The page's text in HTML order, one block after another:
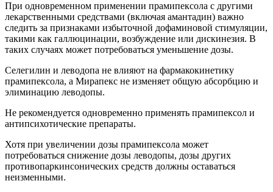
При одновременном применении прамипексола с другими
лекарственными средствами (включая амантадин) важно
следить за признаками избыточной дофаминовой стимуляции,
такими как галлюцинации, возбуждение или дискинезия. В
таких случаях может потребоваться уменьшение дозы.
Селегилин и леводопа не влияют на фармакокинетику
прамипексола, а Мирапекс не изменяет общую абсорбцию и
элиминацию леводопы.
Не рекомендуется одновременно применять прамипексол и
антипсихотические препараты.
Хотя при увеличении дозы прамипексола может
потребоваться снижение дозы леводопы, дозы других
противопаркинсонических средств должны оставаться
неизменными.